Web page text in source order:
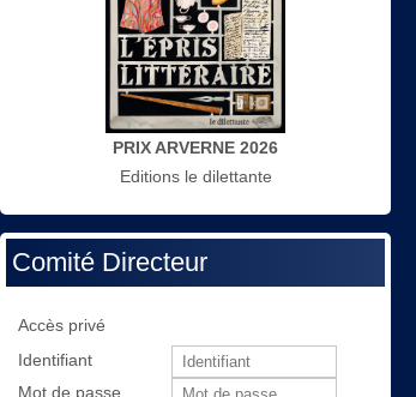
PRIX ARVERNE 2026
Editions le dilettante
Comité Directeur
Accès privé
Identifiant
Mot de passe